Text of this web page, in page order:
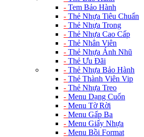
- Tem Bảo Hành
- Thẻ Nhựa Tiêu Chuẩn
- Thẻ Nhựa Trong
- Thẻ Nhựa Cao Cấp
- Thẻ Nhân Viên
- Thẻ Nhựa Ánh Nhũ
- Thẻ Ưu Đãi
- Thẻ Nhựa Bảo Hành
- Thẻ Thành Viên Vip
- Thẻ Nhựa Treo
- Menu Dạng Cuốn
- Menu Tờ Rời
- Menu Gấp Ba
- Menu Giấy Nhựa
- Menu Bồi Format